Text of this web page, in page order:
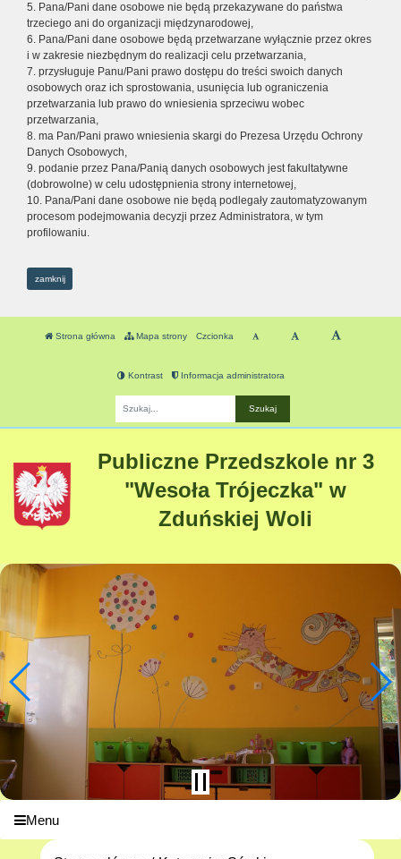
5. Pana/Pani dane osobowe nie będą przekazywane do państwa
trzeciego ani do organizacji międzynarodowej,
6. Pana/Pani dane osobowe będą przetwarzane wyłącznie przez okres
i w zakresie niezbędnym do realizacji celu przetwarzania,
7. przysługuje Panu/Pani prawo dostępu do treści swoich danych
osobowych oraz ich sprostowania, usunięcia lub ograniczenia
przetwarzania lub prawo do wniesienia sprzeciwu wobec
przetwarzania,
8. ma Pan/Pani prawo wniesienia skargi do Prezesa Urzędu Ochrony
Danych Osobowych,
9. podanie przez Pana/Panią danych osobowych jest fakultatywne
(dobrowolne) w celu udostępnienia strony internetowej,
10. Pana/Pani dane osobowe nie będą podlegały zautomatyzowanym
procesom podejmowania decyzji przez Administratora, w tym
profilowaniu.
zamknij
Strona główna Mapa strony Czcionka
Kontrast Informacja administratora
Publiczne Przedszkole nr 3
"Wesoła Trójeczka" w
Zduńskiej Woli
Menu